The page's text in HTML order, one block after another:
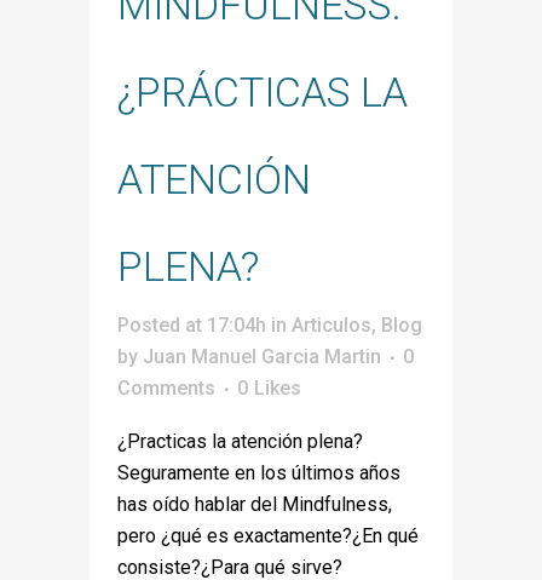
¿PRÁCTICAS LA
ATENCIÓN
PLENA?
Posted at 17:04h in Articulos, Blog
by Juan Manuel Garcia Martin
0
Comments
0 Likes
¿Practicas la atención plena?
Seguramente en los últimos años
has oído hablar del Mindfulness,
pero ¿qué es exactamente?¿En qué
consiste?¿Para qué sirve?